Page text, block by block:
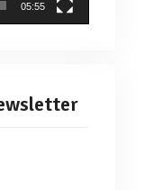
05:55